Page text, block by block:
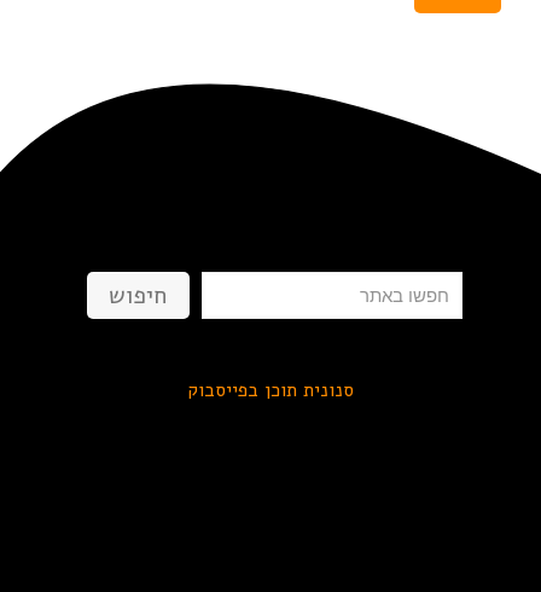
חיפוש חיפוש
סנונית תוכן בפייסבוק